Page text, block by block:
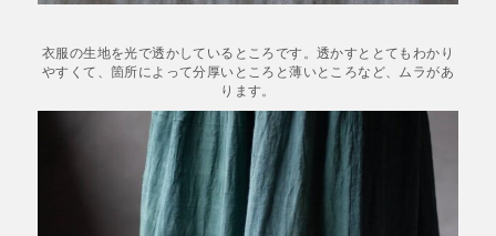
衣服の生地を光で透かしているところです。透かすととてもわかり
やすくて、箇所によって分厚いところと薄いところなど、ムラがあ
ります。